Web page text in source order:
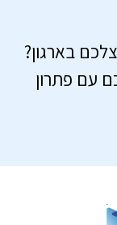
בארגון?
עם פתרון